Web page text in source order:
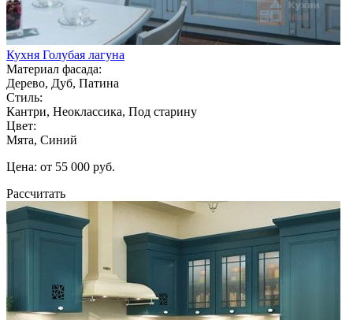
Кухня Голубая лагуна
Материал фасада:
Дерево, Дуб, Патина
Стиль:
Кантри, Неоклассика, Под старину
Цвет:
Мята, Синий
Цена: от 55 000 руб.
Рассчитать